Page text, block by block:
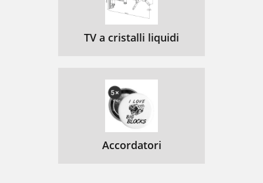
TV a cristalli liquidi
Accordatori